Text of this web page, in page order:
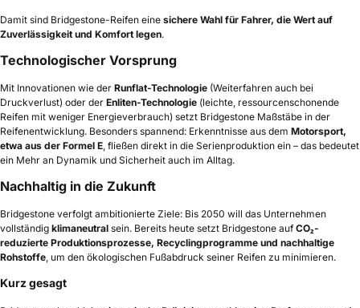
Damit sind Bridgestone-Reifen eine sichere Wahl für Fahrer, die Wert auf
Zuverlässigkeit und Komfort legen.
Technologischer Vorsprung
Mit Innovationen wie der Runflat-Technologie (Weiterfahren auch bei
Druckverlust) oder der Enliten-Technologie (leichte, ressourcenschonende
Reifen mit weniger Energieverbrauch) setzt Bridgestone Maßstäbe in der
Reifenentwicklung. Besonders spannend: Erkenntnisse aus dem Motorsport,
etwa aus der Formel E, fließen direkt in die Serienproduktion ein – das bedeutet
ein Mehr an Dynamik und Sicherheit auch im Alltag.
Nachhaltig in die Zukunft
Bridgestone verfolgt ambitionierte Ziele: Bis 2050 will das Unternehmen
vollständig klimaneutral sein. Bereits heute setzt Bridgestone aufCO₂-
reduzierte Produktionsprozesse, Recyclingprogramme und nachhaltige
Rohstoffe, um den ökologischen Fußabdruck seiner Reifen zu minimieren.
Kurz gesagt